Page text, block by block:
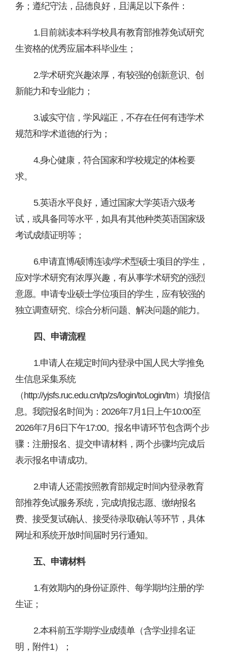
务；遵纪守法，品德良好， 且满足以下条件：
1.目前就读本科学校具有教育部推荐免试研究
生资格的优秀应届本科毕业生；
2.学术研究兴趣浓厚，有较强的创新意识、创
新能力和专业能力；
3.诚实守信，学风端正，不存在任何有违学术
规范和学术道德的行为；
4.身心健康，符合国家和学校规定的体检要
求。
5.英语水平良好，通过国家大学英语六级考
试，或具备同等水平，如具有其他种类英语国家级
考试成绩证明等；
6.申请直博/硕博连读/学术型硕士项目的学生，
应对学术研究有浓厚兴趣，有从事学术研究的强烈
意愿。申请专业硕士学位项目的学生，应有较强的
独立调查研究、综合分析问题、解决问题的能力。
四、申请流程
1.申请人在规定时间内登录中国人民大学推免
生信息采集系统
（http://yjsfs.ruc.edu.cn/tp/zs/login/toLogin/tm）填报信
息。我院报名时间为： 2026年7月1日 上午10:00至
2026年7月6日下午17:00。报名申请环节包含两个步
骤： 注册报名 、提交申请材料， 两个步骤均完成后
表示报名申请成功。
2.申请人还需按照教育部规定时间内登录教育
部推荐免试服务系统，完成填报志愿、缴纳报名
费、接受复试确认、接受待录取确认等环节，具体
网址和系统开放时间届时另行通知。
五、申请材料
1.有效期内的身份证原件、每学期均注册的学
生证；
2.本科前五学期学业成绩单（含学业排名证
明，附件1）；